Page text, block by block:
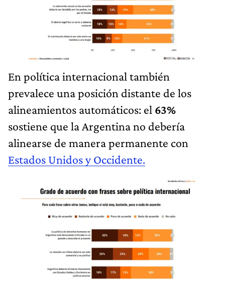
En política internacional también
prevalece una posición distante de los
alineamientos automáticos: el 63%
sostiene que la Argentina no debería
alinearse de manera permanente con
Estados Unidos y Occidente.